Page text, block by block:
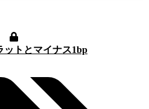
ットとマイナス1bp